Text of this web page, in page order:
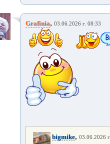
Grafinia, 03.06.2026 г. 08:33
bigmike, 03.06.2026